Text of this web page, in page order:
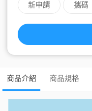
新申請 攜碼
商品介紹 商品規格